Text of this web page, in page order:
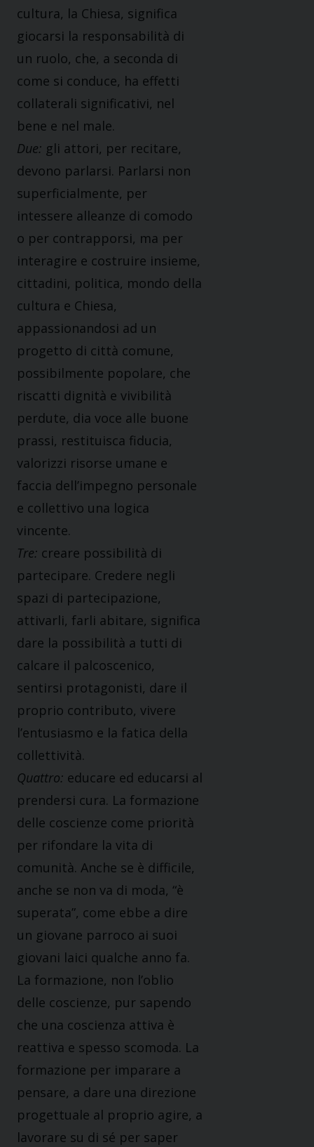
cultura, la Chiesa, significa
giocarsi la responsabilità di
un ruolo, che, a seconda di
come si conduce, ha effetti
collaterali significativi, nel
bene e nel male.
Due: gli attori, per recitare,
devono parlarsi. Parlarsi non
superficialmente, per
intessere alleanze di comodo
o per contrapporsi, ma per
interagire e costruire insieme,
cittadini, politica, mondo della
cultura e Chiesa,
appassionandosi ad un
progetto di città comune,
possibilmente popolare, che
riscatti dignità e vivibilità
perdute, dia voce alle buone
prassi, restituisca fiducia,
valorizzi risorse umane e
faccia dell’impegno personale
e collettivo una logica
vincente.
Tre: creare possibilità di
partecipare. Credere negli
spazi di partecipazione,
attivarli, farli abitare, significa
dare la possibilità a tutti di
calcare il palcoscenico,
sentirsi protagonisti, dare il
proprio contributo, vivere
l’entusiasmo e la fatica della
collettività.
Quattro: educare ed educarsi al
prendersi cura. La formazione
delle coscienze come priorità
per rifondare la vita di
comunità. Anche se è difficile,
anche se non va di moda, “è
superata”, come ebbe a dire
un giovane parroco ai suoi
giovani laici qualche anno fa.
La formazione, non l’oblio
delle coscienze, pur sapendo
che una coscienza attiva è
reattiva e spesso scomoda. La
formazione per imparare a
pensare, a dare una direzione
progettuale al proprio agire, a
lavorare su di sé per saper